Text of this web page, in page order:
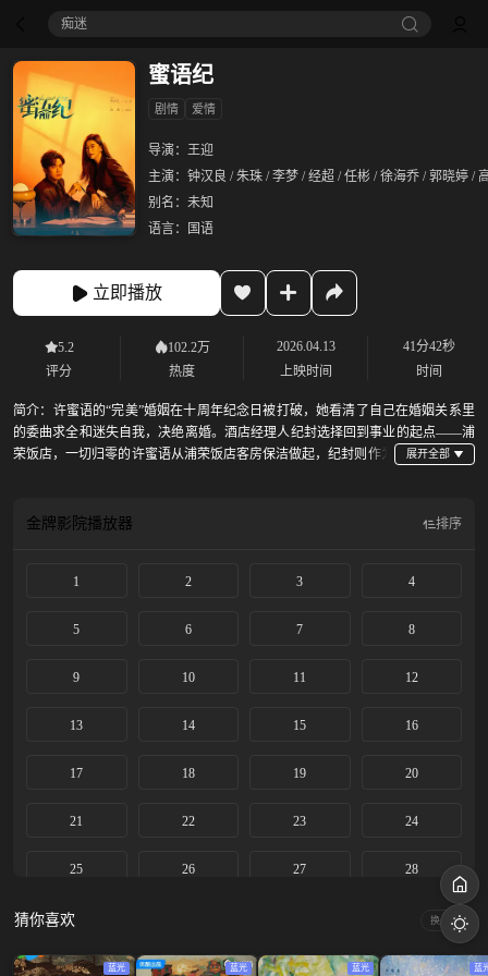
痴迷
蜜语纪
剧情 爱情
导演： 王迎
主演： 钟汉良 / 朱珠 / 李梦 / 经超 / 任彬 / 徐海乔 / 郭晓婷 /
别名： 未知
语言：
国语
立即播放
5.2
评分
102.2万
热度
2026.04.13
上映时间
41分42秒
时间
简介： 许蜜语的“完美”婚姻在十周年纪念日被打破，她看清了自己在婚姻关系里
的委曲求全和迷失自我，决绝离婚。酒店经理人纪封选择回到事业的起点——浦
荣饭店，一切归零的许蜜语从浦荣饭店客房保洁做起，纪封则作为
金牌影院播放器 排序
1 2 3 4
5 6 7 8
9 10 11 12
13 14 15 16
17 18 19 20
21 22 23 24
25 26 27 28
29
33 34 35 36
猜你喜欢 换一换
蓝光 蓝光 蓝光 蓝